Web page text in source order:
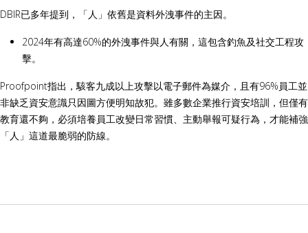
DBIR已多年提到，「人」依舊是資料外洩事件的主因。
2024年有高達60%的外洩事件與人有關，這包含釣魚及社交工程攻
擊。
Proofpoint指出，駭客九成以上攻擊以電子郵件為媒介，且有96%員工並
非缺乏資安意識只因圖方便明知故犯。雖多數企業推行資安培訓，但僅有
教育還不夠，必須培養員工改變日常習慣、主動舉報可疑行為，才能補強
「人」這道最脆弱的防線。